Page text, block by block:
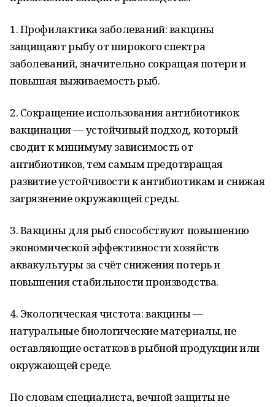
1. Профилактика заболеваний: вакцины
защищают рыбу от широкого спектра
заболеваний, значительно сокращая потери и
повышая выживаемость рыб.
2. Сокращение использования антибиотиков:
вакцинация — устойчивый подход, который
сводит к минимуму зависимость от
антибиотиков, тем самым предотвращая
развитие устойчивости к антибиотикам и снижая
загрязнение окружающей среды.
3. Вакцины для рыб способствуют повышению
экономической эффективности хозяйств
аквакультуры за счёт снижения потерь и
повышения стабильности производства.
4. Экологическая чистота: вакцины —
натуральные биологические материалы, не
оставляющие остатков в рыбной продукции или
окружающей среде.
По словам специалиста, вечной защиты не